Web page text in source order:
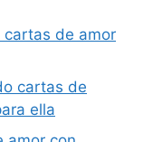
cartas de amor
cartas de
ella